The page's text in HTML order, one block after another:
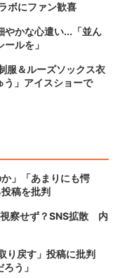
ボにファン歓喜
やかな心遣い...「並ん
ルを」
服＆ルーズソックス衣
」アイスショーで
」「あまりにも愕
稿を批判
察せず？SNS拡散 内
り戻す」投稿に批判
う」